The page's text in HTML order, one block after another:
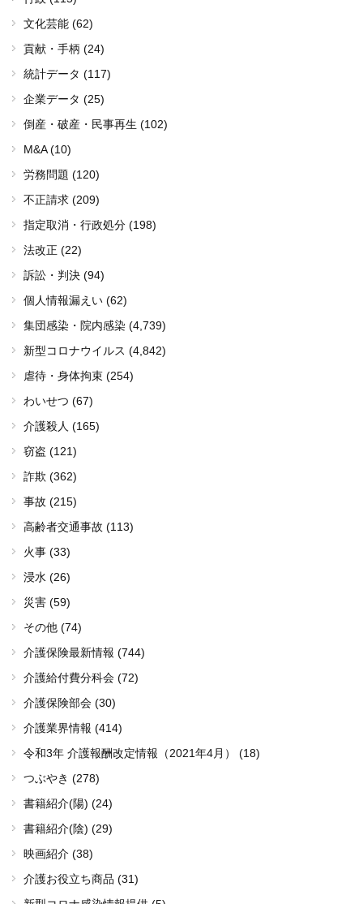
文化芸能 (62)
貢献・手柄 (24)
統計データ (117)
企業データ (25)
倒産・破産・民事再生 (102)
M&A (10)
労務問題 (120)
不正請求 (209)
指定取消・行政処分 (198)
法改正 (22)
訴訟・判決 (94)
個人情報漏えい (62)
集団感染・院内感染 (4,739)
新型コロナウイルス (4,842)
虐待・身体拘束 (254)
わいせつ (67)
介護殺人 (165)
窃盗 (121)
詐欺 (362)
事故 (215)
高齢者交通事故 (113)
火事 (33)
浸水 (26)
災害 (59)
その他 (74)
介護保険最新情報 (744)
介護給付費分科会 (72)
介護保険部会 (30)
介護業界情報 (414)
令和3年 介護報酬改定情報（2021年4月） (18)
つぶやき (278)
書籍紹介(陽) (24)
書籍紹介(陰) (29)
映画紹介 (38)
介護お役立ち商品 (31)